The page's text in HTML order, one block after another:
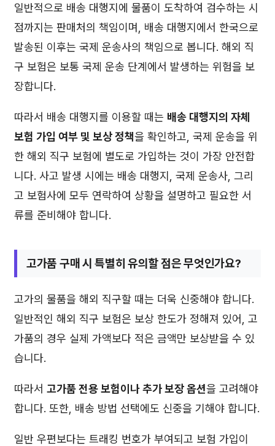
일반적으로 배송 대행지에 물품이 도착하여 검수하는 시
점까지는 판매처의 책임이며, 배송 대행지에서 한국으로
발송된 이후는 국제 운송사의 책임으로 봅니다. 해외 직
구 보험은 보통 국제 운송 단계에서 발생하는 위험을 보
장합니다.
따라서 배송 대행지를 이용할 때는 배송 대행지의 자체
보험 가입 여부 및 보상 정책을 확인하고, 국제 운송을 위
한 해외 직구 보험에 별도로 가입하는 것이 가장 안전합
니다. 사고 발생 시에는 배송 대행지, 국제 운송사, 그리
고 보험사에 모두 연락하여 상황을 설명하고 필요한 서
류를 준비해야 합니다.
고가품 구매 시 특별히 유의할 점은 무엇인가요?
고가의 물품을 해외 직구할 때는 더욱 신중해야 합니다.
일반적인 해외 직구 보험은 보상 한도가 정해져 있어, 고
가품의 경우 실제 가액보다 적은 금액만 보상받을 수 있
습니다.
따라서 고가품 전용 보험이나 추가 보장 옵션을 고려해야
합니다. 또한, 배송 방법 선택에도 신중을 기해야 합니다.
일반 우편보다는 트래킹 번호가 부여되고 보험 가입이